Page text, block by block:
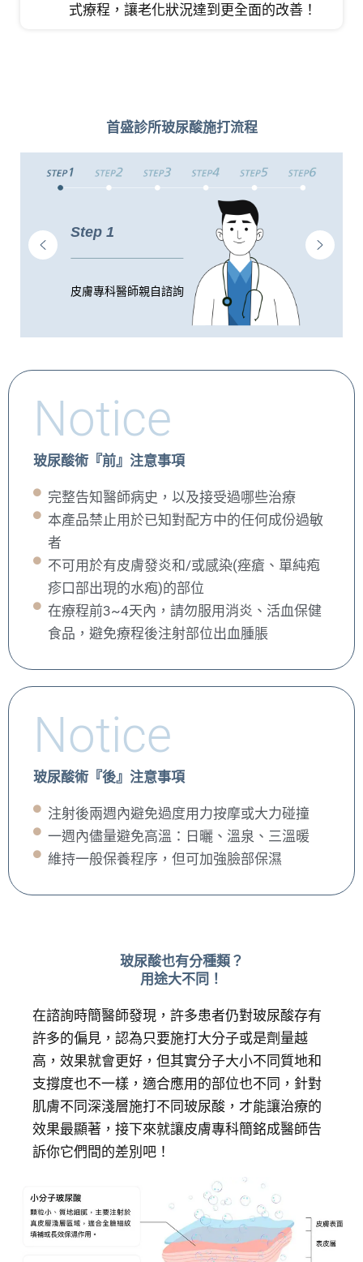
式療程，讓老化狀況達到更全面的改善！
首盛診所玻尿酸施打流程
Step 1
皮膚專科醫師親自諮詢
Notice
玻尿酸術『前』注意事項
完整告知醫師病史，以及接受過哪些治療
本產品禁止用於已知對配方中的任何成份過敏
者
不可用於有皮膚發炎和/或感染(痤瘡、單純疱
疹口部出現的水疱)的部位
在療程前3~4天內，請勿服用消炎、活血保健
食品，避免療程後注射部位出血腫脹
Notice
玻尿酸術『後』注意事項
注射後兩週內避免過度用力按摩或大力碰撞
一週內儘量避免高溫：日曬、溫泉、三溫暖
維持一般保養程序，但可加強臉部保濕
玻尿酸也有分種類？
用途大不同！
在諮詢時簡醫師發現，許多患者仍對玻尿酸存有
許多的偏見，認為只要施打大分子或是劑量越
高，效果就會更好，但其實分子大小不同質地和
支撐度也不一樣，適合應用的部位也不同，針對
肌膚不同深淺層施打不同玻尿酸，才能讓治療的
效果最顯著，接下來就讓皮膚專科簡銘成醫師告
訴你它們間的差別吧！